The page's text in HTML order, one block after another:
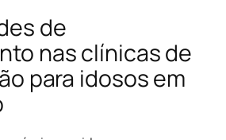
de
nas clínicas de
para idosos em